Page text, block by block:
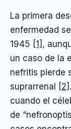
La primera
enfermedad
1945 [1] ,
un caso de la
nefritis pierde
suprarrenal [2]
cuando el
de